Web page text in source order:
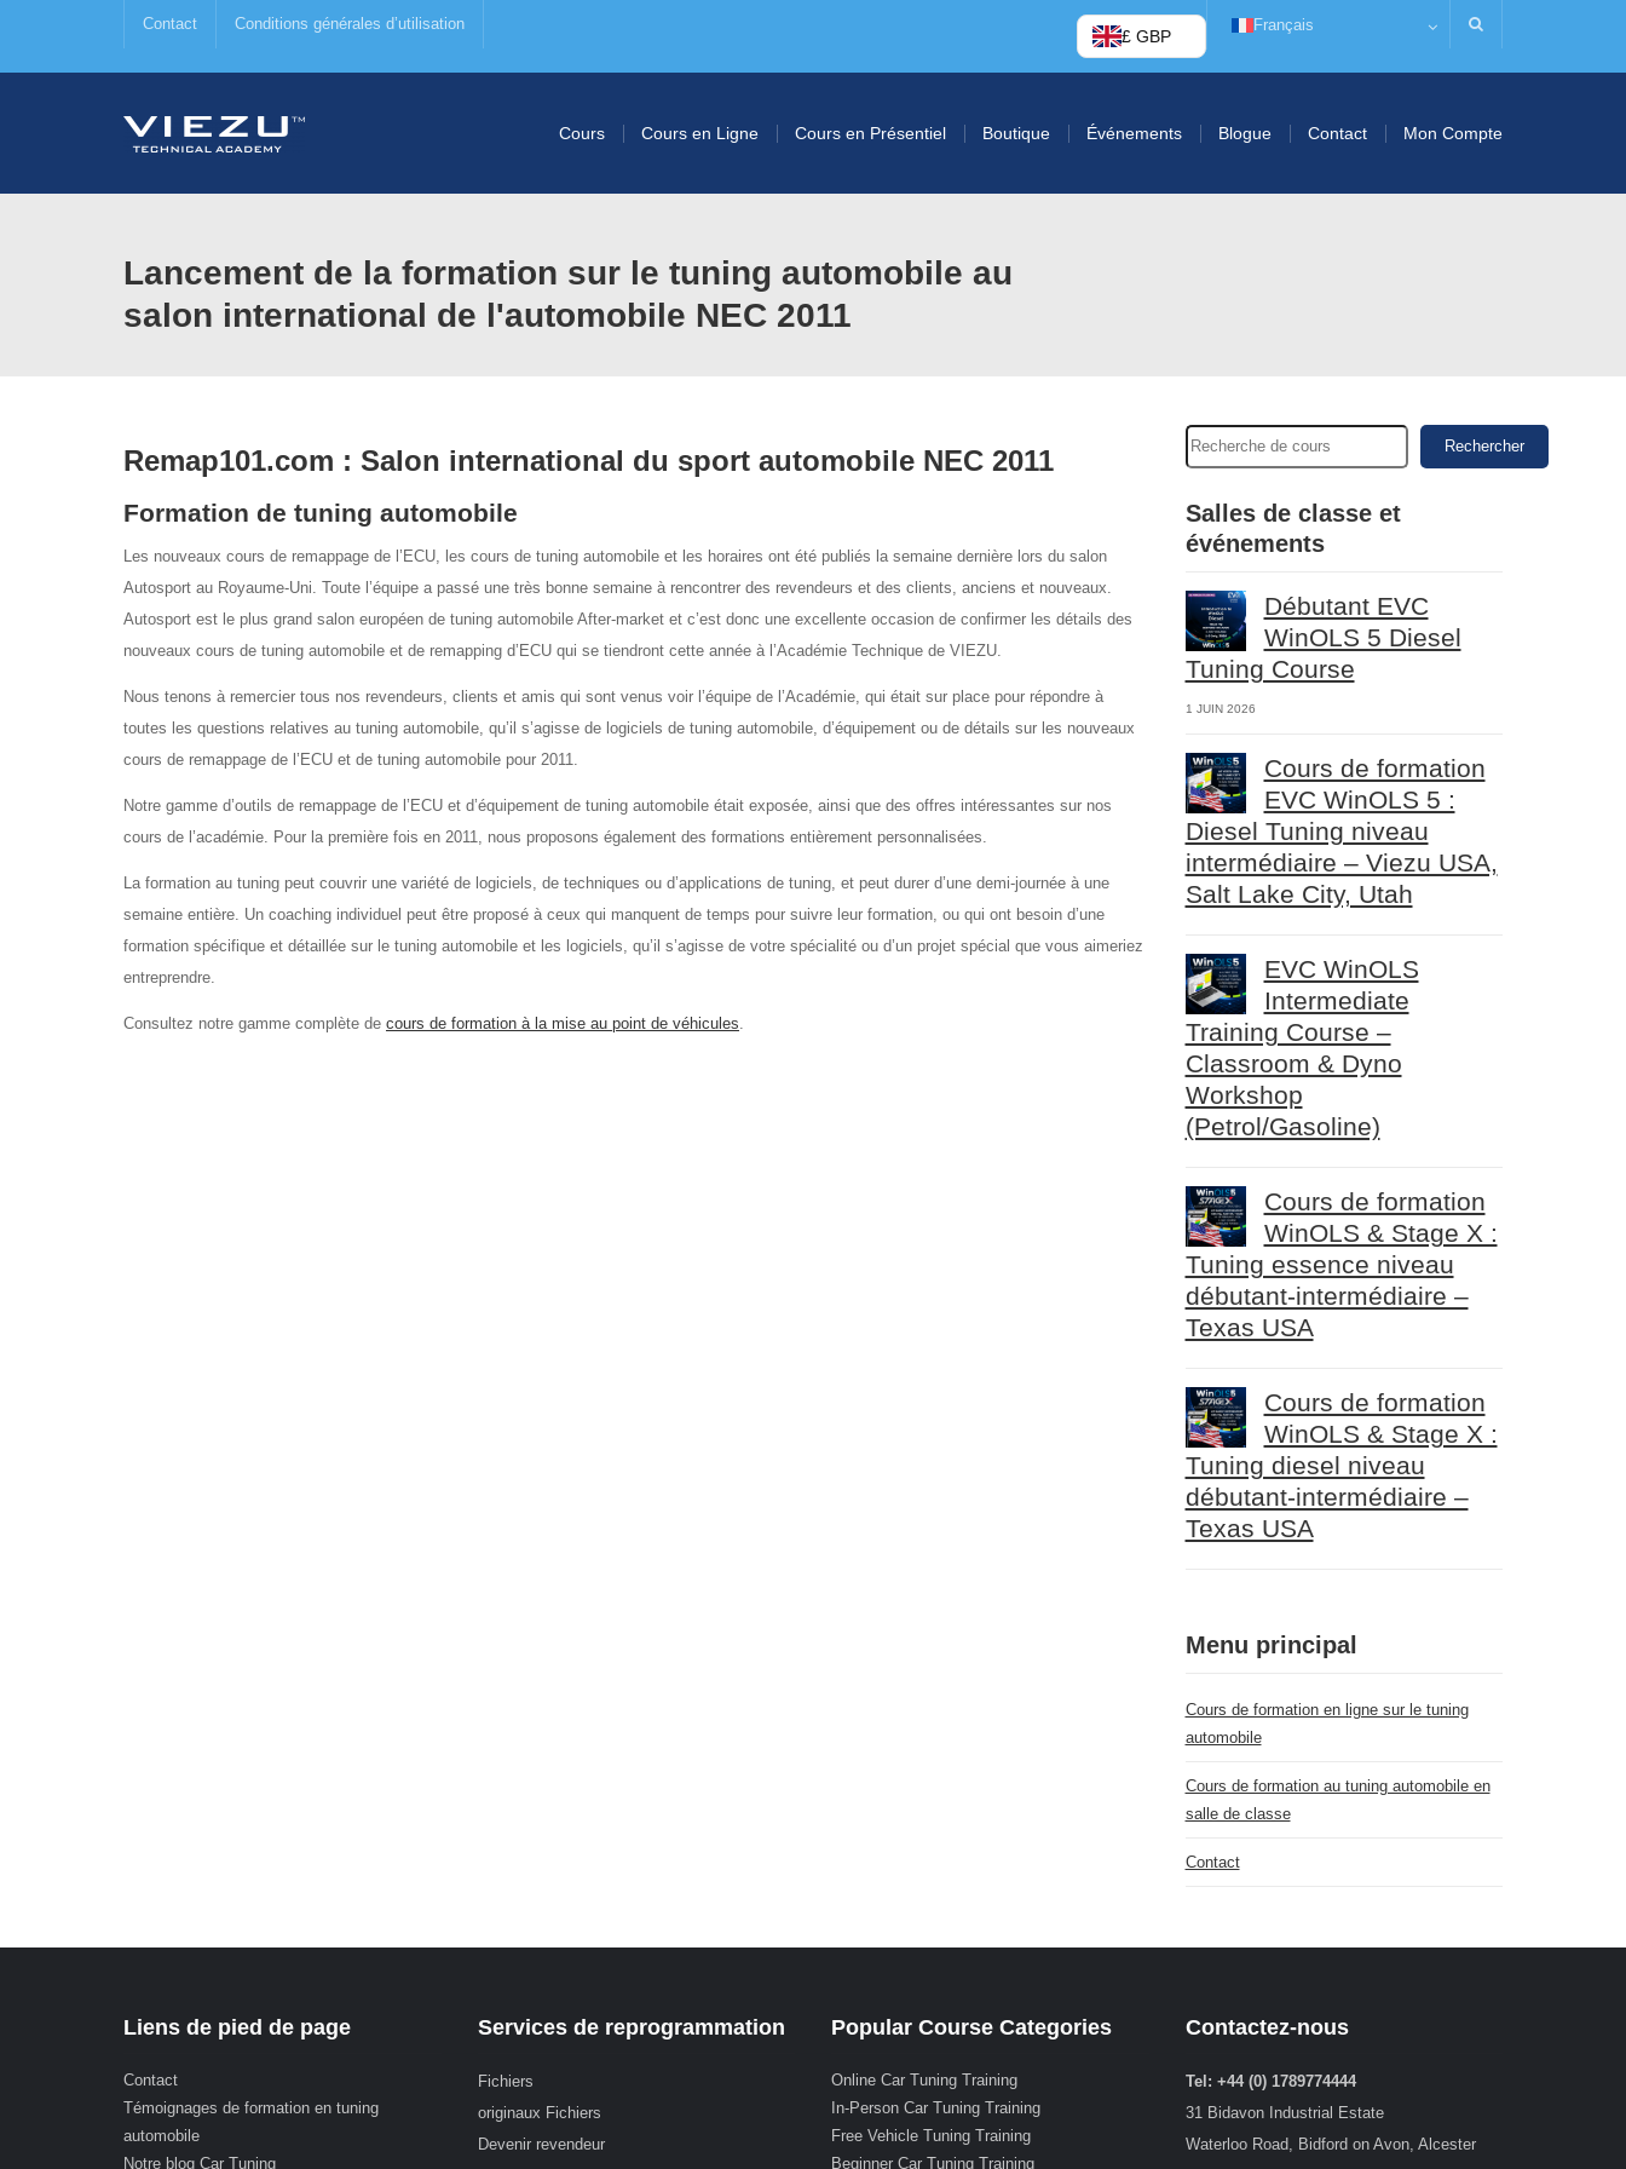
Contact Conditions générales d’utilisation
£ GBP
Français
Cours Cours en Ligne Cours en Présentiel Boutique Événements Blogue Contact Mon Compte
Lancement de la formation sur le tuning automobile au
salon international de l'automobile NEC 2011
Remap101.com : Salon international du sport automobile NEC 2011
Formation de tuning automobile
Les nouveaux cours de remappage de l’ECU, les cours de tuning automobile et les horaires ont été publiés la semaine dernière lors du salon
Autosport au Royaume-Uni. Toute l’équipe a passé une très bonne semaine à rencontrer des revendeurs et des clients, anciens et nouveaux.
Autosport est le plus grand salon européen de tuning automobile After-market et c’est donc une excellente occasion de confirmer les détails des
nouveaux cours de tuning automobile et de remapping d’ECU qui se tiendront cette année à l’Académie Technique de VIEZU.
Nous tenons à remercier tous nos revendeurs, clients et amis qui sont venus voir l’équipe de l’Académie, qui était sur place pour répondre à
toutes les questions relatives au tuning automobile, qu’il s’agisse de logiciels de tuning automobile, d’équipement ou de détails sur les nouveaux
cours de remappage de l’ECU et de tuning automobile pour 2011.
Notre gamme d’outils de remappage de l’ECU et d’équipement de tuning automobile était exposée, ainsi que des offres intéressantes sur nos
cours de l’académie. Pour la première fois en 2011, nous proposons également des formations entièrement personnalisées.
La formation au tuning peut couvrir une variété de logiciels, de techniques ou d’applications de tuning, et peut durer d’une demi-journée à une
semaine entière. Un coaching individuel peut être proposé à ceux qui manquent de temps pour suivre leur formation, ou qui ont besoin d’une
formation spécifique et détaillée sur le tuning automobile et les logiciels, qu’il s’agisse de votre spécialité ou d’un projet spécial que vous aimeriez
entreprendre.
Consultez notre gamme complète de cours de formation à la mise au point de véhicules.
Rechercher
Salles de classe et
événements
Débutant EVC
WinOLS 5 Diesel
Tuning Course
1 JUIN 2026
Cours de formation
EVC WinOLS 5 :
Diesel Tuning niveau
intermédiaire – Viezu USA,
Salt Lake City, Utah
EVC WinOLS
Intermediate
Training Course –
Classroom & Dyno
Workshop
(Petrol/Gasoline)
Cours de formation
WinOLS & Stage X :
Tuning essence niveau
débutant-intermédiaire –
Texas USA
Cours de formation
WinOLS & Stage X :
Tuning diesel niveau
débutant-intermédiaire –
Texas USA
Menu principal
Cours de formation en ligne sur le tuning
automobile
Cours de formation au tuning automobile en
salle de classe
Contact
Liens de pied de page
Contact
Témoignages de formation en tuning
automobile
Notre blog Car Tuning
Services de reprogrammation
Fichiers
originaux Fichiers
Devenir revendeur
Popular Course Categories
Online Car Tuning Training
In-Person Car Tuning Training
Free Vehicle Tuning Training
Beginner Car Tuning Training
Contactez-nous
Tel: +44 (0) 1789774444
31 Bidavon Industrial Estate
Waterloo Road, Bidford on Avon, Alcester